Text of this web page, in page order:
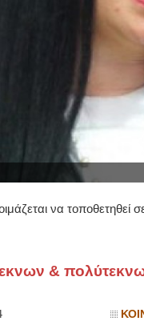
να τοποθετηθεί
&